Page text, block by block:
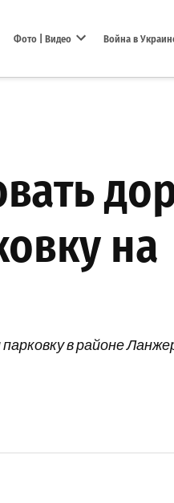
Фото | Видео Война в
на
в районе